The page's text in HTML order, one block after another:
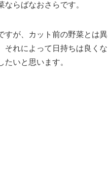
ならばなおさらです。
すが、カット前の野菜とは異
それによって日持ちは良くな
いと思います。